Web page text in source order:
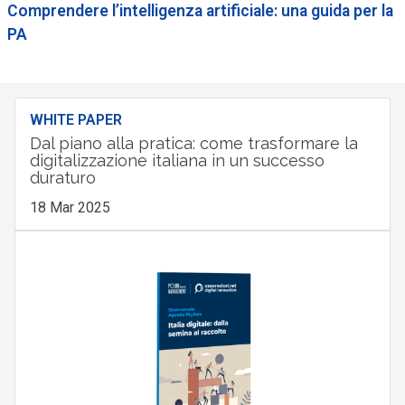
Comprendere l’intelligenza artificiale: una guida per la
PA
WHITE PAPER
Dal piano alla pratica: come trasformare la
digitalizzazione italiana in un successo
duraturo
18 Mar 2025